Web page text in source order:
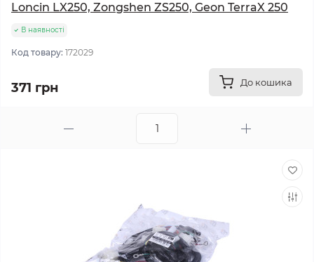
Loncin LX250, Zongshen ZS250, Geon TerraX 250
В наявності
Код товару: 172029
371 грн До кошика